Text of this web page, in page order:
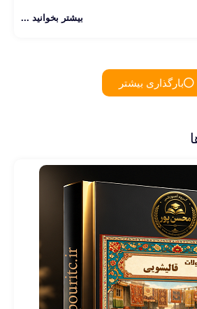
بیشتر بخوانید ...
بارگذاری بیشتر